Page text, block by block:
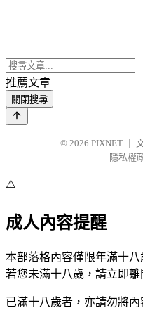
推薦文章
關閉搜尋
© 2026 PIXNET
隱私權
⚠️
成人內容提醒
本部落格內容僅限年滿十八
若您未滿十八歲，請立即離
已滿十八歲者，亦請勿將